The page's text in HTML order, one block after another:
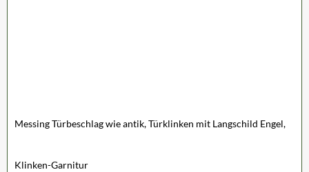
Messing Türbeschlag wie antik, Türklinken mit Langschild Engel,
Klinken-Garnitur